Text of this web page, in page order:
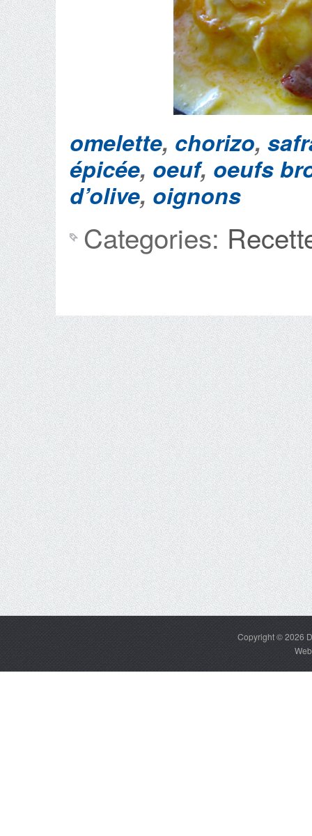
omelette, chorizo,
épicée, oeuf, oeufs
d’olive, oignons
Categories:
Copyright © 2026